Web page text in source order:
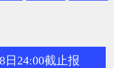
日24:00截止报